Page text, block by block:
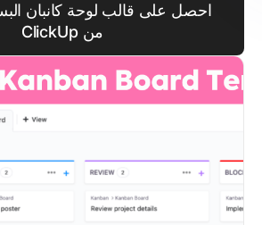
احصل على قالب لوحة كانبان
من ClickUp